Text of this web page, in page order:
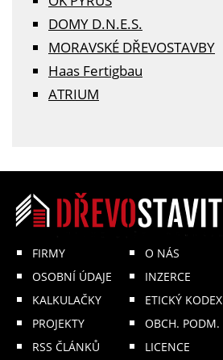
DOMY D.N.E.S.
MORAVSKÉ DŘEVOSTAVBY
Haas Fertigbau
ATRIUM
FIRMY
OSOBNÍ ÚDAJE
KALKULAČKY
PROJEKTY
RSS ČLÁNKŮ
O NÁS
INZERCE
ETICKÝ KODEX
OBCH. PODM.
LICENCE